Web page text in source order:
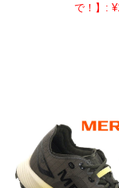
で！】: